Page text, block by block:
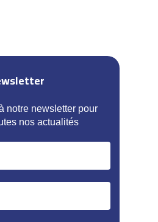
notre newsletter pour
nos actualités